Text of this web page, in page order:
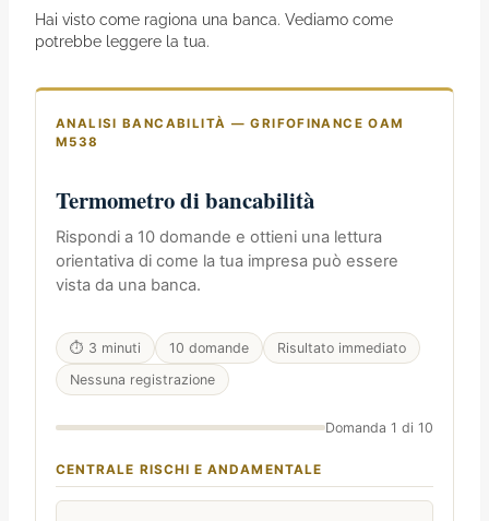
Hai visto come ragiona una banca. Vediamo come
potrebbe leggere la tua.
ANALISI BANCABILITÀ — GRIFOFINANCE OAM
M538
Termometro di bancabilità
Rispondi a 10 domande e ottieni una lettura
orientativa di come la tua impresa può essere
vista da una banca.
⏱ 3 minuti 10 domande
Risultato immediato
Nessuna registrazione
Domanda 1 di 10
CENTRALE RISCHI E ANDAMENTALE